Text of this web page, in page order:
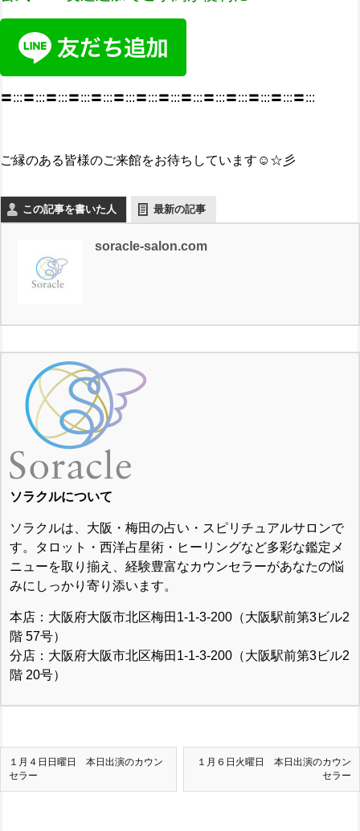
〓:::〓:::〓:::〓:::〓:::〓:::〓:::〓:::〓:::〓:::〓:::〓:::〓:::〓:::
ご縁のある皆様のご来館をお待ちしています☺☆彡
この記事を書いた人 最新の記事
soracle-salon.com
ソラクルについて
ソラクルは、大阪・梅田の占い・スピリチュアルサロンで
す。タロット・西洋占星術・ヒーリングなど多彩な鑑定メ
ニューを取り揃え、経験豊富なカウンセラーがあなたの悩
みにしっかり寄り添います。
本店：大阪府大阪市北区梅田1-1-3-200（大阪駅前第3ビル2
階 57号）
分店：大阪府大阪市北区梅田1-1-3-200（大阪駅前第3ビル2
階 20号）
１月４日日曜日 本日出演のカウン
セラー
１月６日火曜日 本日出演のカウン
セラー